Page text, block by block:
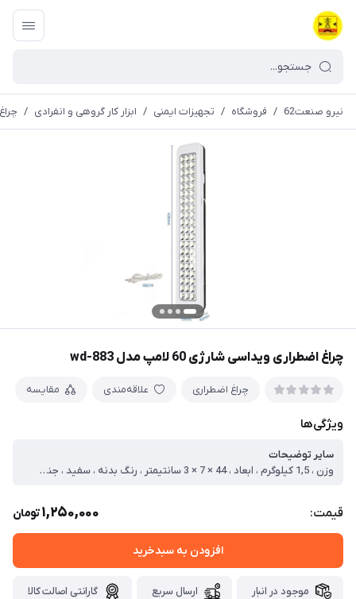
نیرو صنعت62 / فروشگاه / تجهیزات ایمنی / ابزار کار گروهی و انفرادی /
چراغ اضطراری ویداسی شارژی 60 لامپ مدل wd-883
چراغ اضطراری علاقه‌مندی مقایسه
ویژگی‌ها
سایر توضیحات
وزن ، 1,5 کیلوگرم ، ابعاد ، 44 × 7 × 3 سانتیمتر ، رنگ بدنه ، سفید ، جنس بدنه ، پلاستیک فشرده ABS ، برند ، ویداسی ، رنگ ، مهتابی ، گارانتی ، ضمانت اصالت و سلامت کالا ، جنس رویه ، طلق شفاف ، ولتاژ ، 185 – 265 ولت ، , ، 6 ولت
قیمت: 1,250,000تومان
افزودن به سبدخرید
موجود در انبار ارسال سریع گارانتی اصالت کالا